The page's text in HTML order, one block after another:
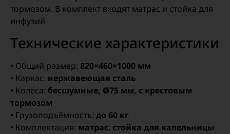
тормозом. В комплект входят матрас и стойка для
инфузий
Технические характеристики
• Общий размер: 820×460×1000 мм
• Каркас: нержавеющая сталь
• Колёса: бесшумные, Ø75 мм, с крестовым
тормозом
• Грузоподъёмность: до 60 кг
• Комплектация: матрас, стойка для капельницы